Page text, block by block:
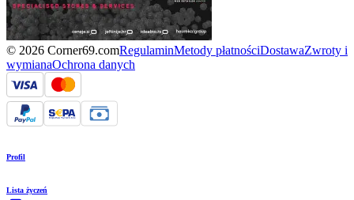
© 2026 Corner69.comRegulaminMetody płatnościDostawaZwroty i
wymianaOchrona danych
Profil
Lista życzeń